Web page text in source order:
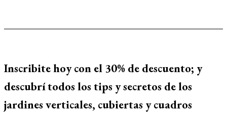
Inscribite hoy con el 30% de descuento; y
descubrí todos los tips y secretos de los
jardines verticales, cubiertas y cuadros